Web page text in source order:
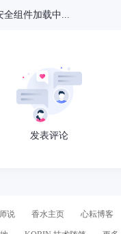
组件加载中...
发表评论
说 香水主页 心耘博客